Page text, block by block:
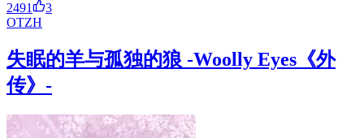
2491
3
OTZH
失眠的羊与孤独的狼 -Woolly Eyes《外
传》-